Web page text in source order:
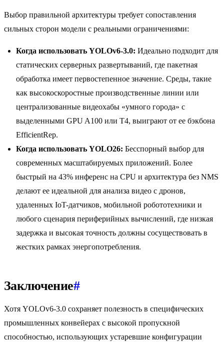
Выбор правильной архитектуры требует сопоставления
сильных сторон модели с реальными ограничениями:
Когда использовать YOLOv6-3.0: Идеально подходит для
статических серверных развертываний, где пакетная
обработка имеет первостепенное значение. Среды, такие
как высокоскоростные производственные линии или
централизованные видеохабы «умного города» с
выделенными GPU A100 или T4, выиграют от ее бэкбона
EfficientRep.
Когда использовать YOLO26: Бесспорный выбор для
современных масштабируемых приложений. Более
быстрый на 43% инференс на CPU и архитектура без NMS
делают ее идеальной для анализа видео с дронов,
удаленных IoT-датчиков, мобильной робототехники и
любого сценария периферийных вычислений, где низкая
задержка и высокая точность должны сосуществовать в
жестких рамках энергопотребления.
Заключение#
Хотя YOLOv6-3.0 сохраняет полезность в специфических
промышленных конвейерах с высокой пропускной
способностью, использующих устаревшие конфигурации